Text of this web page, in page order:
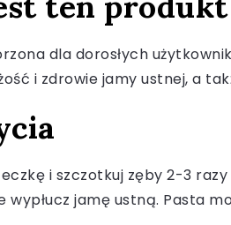
dla dorosłych
i zdrowie jamy ustnej, a
i szczotkuj zęby 2-3
wypłucz jamę ustną. Pasta